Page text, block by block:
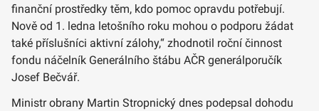
finanční prostředky těm, kdo pomoc opravdu potřebují.
Nově od 1. ledna letošního roku mohou o podporu žádat
také příslušníci aktivní zálohy,“ zhodnotil roční činnost
fondu náčelník Generálního štábu AČR generálporučík
Josef Bečvář.
Ministr obrany Martin Stropnický dnes podepsal dohodu